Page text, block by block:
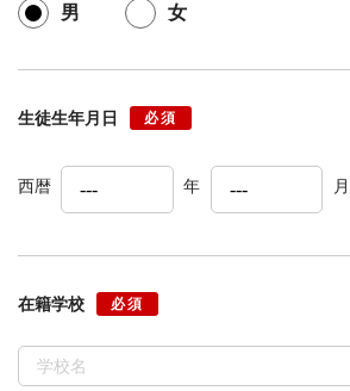
男 女
生徒生年月日 必須
西暦 年 月
在籍学校 必須